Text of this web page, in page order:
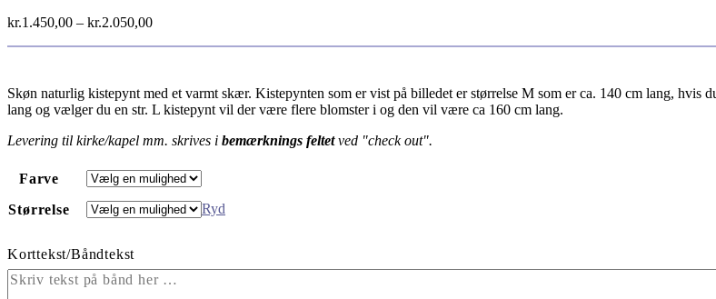
kr.1.450,00 – kr.2.050,00
Skøn naturlig kistepynt med et varmt skær. Kistepynten som er vist på billedet er størrelse M som er ca. 140 cm lang,
lang og vælger du en str. L kistepynt vil der være flere blomster i og den vil være ca 160 cm lang.
Levering til kirke/kapel mm. skrives i bemærknings feltetved "check out".
Farve
Størrelse
Ryd
Korttekst/Båndtekst